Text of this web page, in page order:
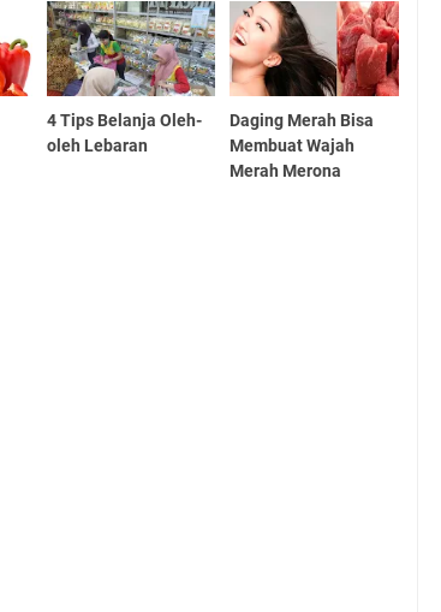
4 Tips Belanja Oleh-
oleh Lebaran
Daging Merah Bisa
Membuat Wajah
Merah Merona